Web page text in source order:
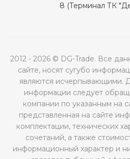
8 (Терминал ТК
2012 - 2026 © DG-Trade. Все
сайте, носят сугубо
являются исчерпывающими.
информации следует
компании по указанным на
представленная на сайте
комплектации, технических
сочетаний, а также
информационный характер и